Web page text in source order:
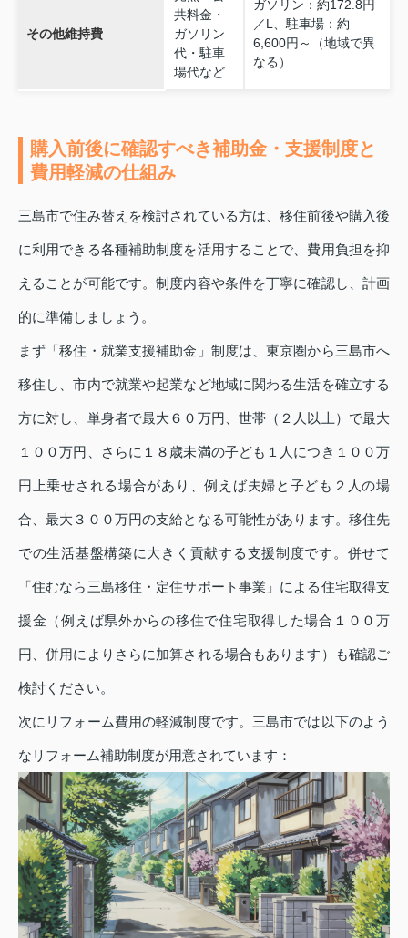
その他維持費
共料金・
ガソリン
代・駐車
場代など
ガソリン：約172.8円
／L、駐車場：約
6,600円～（地域で異
なる）
購入前後に確認すべき補助金・支援制度と
費用軽減の仕組み
三島市で住み替えを検討されている方は、移住前後や購入後
に利用できる各種補助制度を活用することで、費用負担を抑
えることが可能です。制度内容や条件を丁寧に確認し、計画
的に準備しましょう。
まず「移住・就業支援補助金」制度は、東京圏から三島市へ
移住し、市内で就業や起業など地域に関わる生活を確立する
方に対し、単身者で最大６０万円、世帯（２人以上）で最大
１００万円、さらに１８歳未満の子ども１人につき１００万
円上乗せされる場合があり、例えば夫婦と子ども２人の場
合、最大３００万円の支給となる可能性があります。移住先
での生活基盤構築に大きく貢献する支援制度です。併せて
「住むなら三島移住・定住サポート事業」による住宅取得支
援金（例えば県外からの移住で住宅取得した場合１００万
円、併用によりさらに加算される場合もあります）も確認ご
検討ください。
次にリフォーム費用の軽減制度です。三島市では以下のよう
なリフォーム補助制度が用意されています：